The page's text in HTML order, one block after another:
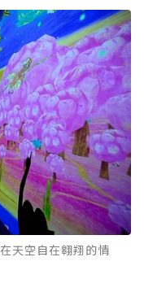
天空自在翱翔的情